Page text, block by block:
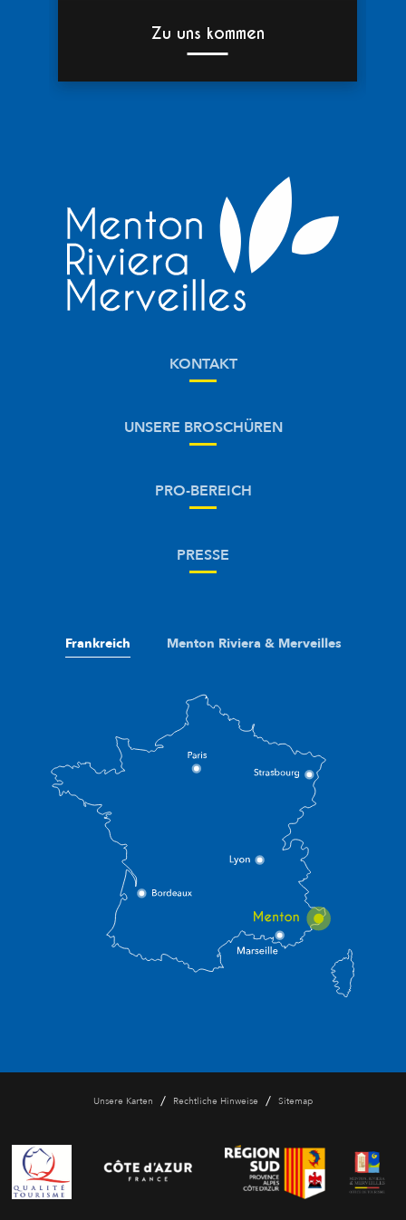
Zu uns kommen
KONTAKT
UNSERE BROSCHÜREN
PRO-BEREICH
PRESSE
Frankreich Menton Riviera & Merveilles
Unsere Karten / Rechtliche Hinweise / Sitemap